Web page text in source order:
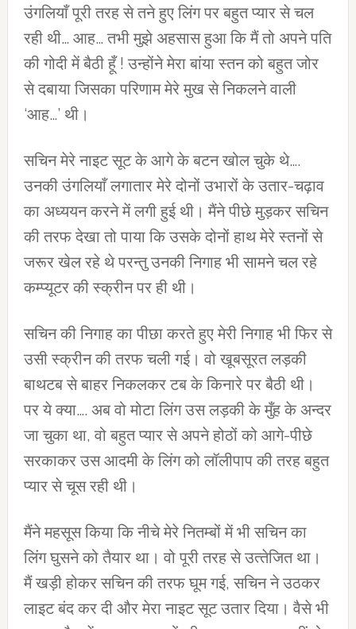
उंगलियाँ पूरी तरह से तने हुए लिंग पर बहुत प्‍यार से चल
रही थी… आह… तभी मुझे अहसास हुआ कि मैं तो अपने पति
की गोदी में बैठी हूँ ! उन्‍होंने मेरा बांया स्‍तन को बहुत जोर
से दबाया जिसका परिणाम मेरे मुख से निकलने वाली
‘आह…’ थी।
सचिन मेरे नाइट सूट के आगे के बटन खोल चुके थे….
उनकी उंगलियाँ लगातार मेरे दोनों उभारों के उतार-चढ़ाव
का अध्‍ययन करने में लगी हुई थी। मैंने पीछे मुड़कर सचिन
की तरफ देखा तो पाया कि उसके दोनों हाथ मेरे स्‍तनों से
जरूर खेल रहे थे परन्‍तु उनकी निगाह भी सामने चल रहे
कम्‍प्‍यूटर की स्‍क्रीन पर ही थी।
सचिन की निगाह का पीछा करते हुए मेरी निगाह भी फिर से
उसी स्‍क्रीन की तरफ चली गई। वो खूबसूरत लड़की
बाथटब से बाहर निकलकर टब के किनारे पर बैठी थी।
पर ये क्‍या…. अब वो मोटा लिंग उस लड़की के मुँह के अन्‍दर
जा चुका था, वो बहुत प्‍यार से अपने होठों को आगे-पीछे
सरकाकर उस आदमी के लिंग को लॉलीपाप की तरह बहुत
प्‍यार से चूस रही थी।
मैंने महसूस किया कि नीचे मेरे नितम्‍बों में भी सचिन का
लिंग घुसने को तैयार था। वो पूरी तरह से उत्‍तेजित था।
मैं खड़ी होकर सचिन की तरफ घूम गई, सचिन ने उठकर
लाइट बंद कर दी और मेरा नाइट सूट उतार दिया। वैसे भी